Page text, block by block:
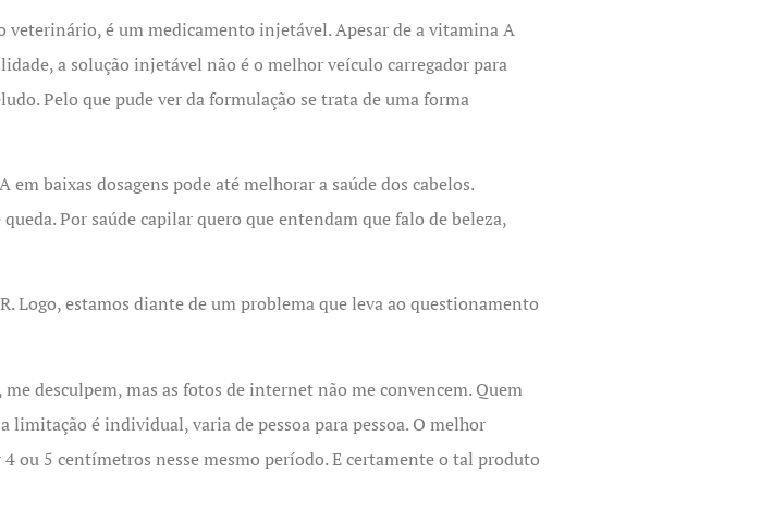
é um medicamento injetável. Apesar de a vitamina A
a solução injetável não é o melhor veículo carregador para
Pelo que pude ver da formulação se trata de uma forma
baixas dosagens pode até melhorar a saúde dos cabelos.
Por saúde capilar quero que entendam que falo de beleza,
Logo, estamos diante de um problema que leva ao questionamento
desculpem, mas as fotos de internet não me convencem. Quem
é individual, varia de pessoa para pessoa. O melhor
ou 5 centímetros nesse mesmo período. E certamente o tal produto